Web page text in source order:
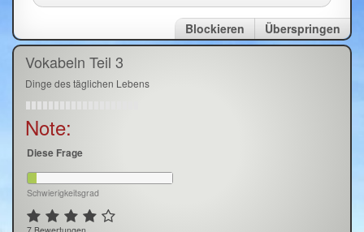
Überspringen
Blockieren
Vokabeln Teil 3
Dinge des täglichen Lebens
Note:
Diese Frage
Schwierigkeitsgrad